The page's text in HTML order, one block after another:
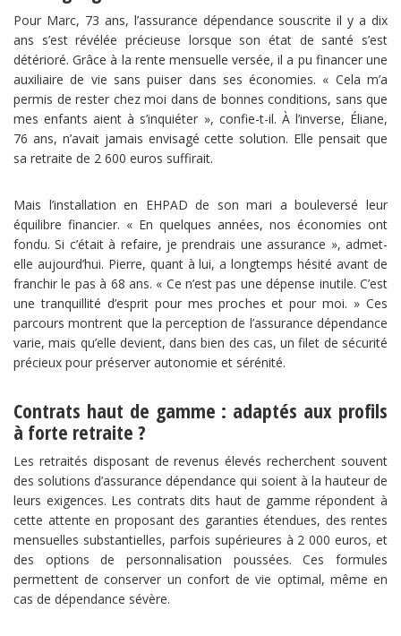
Pour Marc, 73 ans, l’assurance dépendance souscrite il y a dix
ans s’est révélée précieuse lorsque son état de santé s’est
détérioré. Grâce à la rente mensuelle versée, il a pu financer une
auxiliaire de vie sans puiser dans ses économies. « Cela m’a
permis de rester chez moi dans de bonnes conditions, sans que
mes enfants aient à s’inquiéter », confie-t-il. À l’inverse, Éliane,
76 ans, n’avait jamais envisagé cette solution. Elle pensait que
sa retraite de 2 600 euros suffirait.
Mais l’installation en EHPAD de son mari a bouleversé leur
équilibre financier. « En quelques années, nos économies ont
fondu. Si c’était à refaire, je prendrais une assurance », admet-
elle aujourd’hui. Pierre, quant à lui, a longtemps hésité avant de
franchir le pas à 68 ans. « Ce n’est pas une dépense inutile. C’est
une tranquillité d’esprit pour mes proches et pour moi. » Ces
parcours montrent que la perception de l’assurance dépendance
varie, mais qu’elle devient, dans bien des cas, un filet de sécurité
précieux pour préserver autonomie et sérénité.
Contrats haut de gamme : adaptés aux profils
à forte retraite ?
Les retraités disposant de revenus élevés recherchent souvent
des solutions d’assurance dépendance qui soient à la hauteur de
leurs exigences. Les contrats dits haut de gamme répondent à
cette attente en proposant des garanties étendues, des rentes
mensuelles substantielles, parfois supérieures à 2 000 euros, et
des options de personnalisation poussées. Ces formules
permettent de conserver un confort de vie optimal, même en
cas de dépendance sévère.